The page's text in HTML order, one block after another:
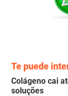
Te puede
Colágeno cai
soluções